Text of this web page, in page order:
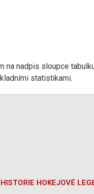
na nadpis sloupce
statistikami.
HISTORIE HOKEJOVÉ